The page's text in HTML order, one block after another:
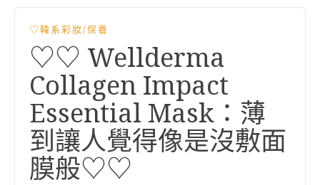
♡韓系彩妝/保養
♡♡ Wellderma
Collagen Impact
Essential Mask：薄
到讓人覺得像是沒敷面
膜般♡♡